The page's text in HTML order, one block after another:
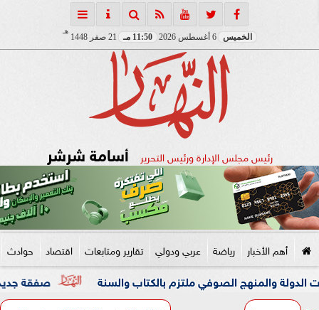
الخميس 11:50 مـ 21 صفر 1448
هـ
رئيس مجلس الإدارة ورئيس التحرير أسامة شرشر
أهم الأخبار رياضة عربي ودولي تقارير ومتابعات اقتصاد حوادث
صفقة جديدة تدعم الصوفي ملتزم بالكتاب والسنة